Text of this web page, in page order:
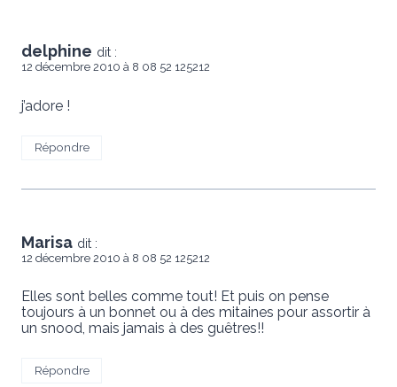
delphine dit :
12 décembre 2010 à 8 08 52 125212
j’adore !
Répondre
Marisa dit :
12 décembre 2010 à 8 08 52 125212
Elles sont belles comme tout! Et puis on pense
toujours à un bonnet ou à des mitaines pour assortir à
un snood, mais jamais à des guêtres!!
Répondre